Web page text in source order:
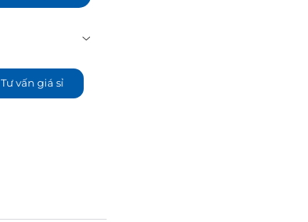
Tư vấn giá sỉ